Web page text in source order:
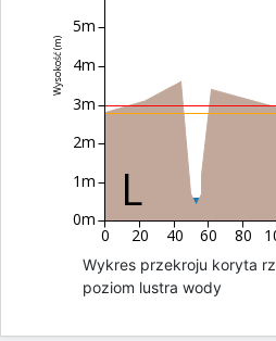
0 20 40 60 80
Wysokość (m)
0m
1m
2m
3m
4m
5m
Wykres przekroju koryta
poziom lustra wody